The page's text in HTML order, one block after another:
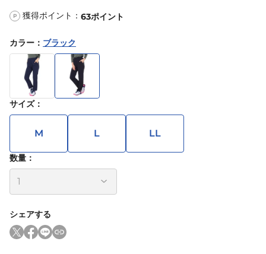
P 獲得ポイント： 63ポイント
カラー ： ブラック
サイズ：
M L LL
数量：
シェアする